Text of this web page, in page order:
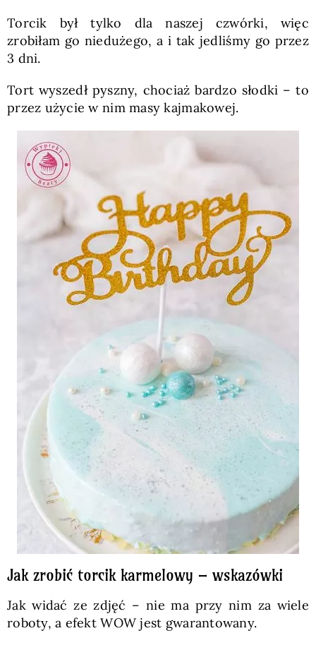
Torcik był tylko dla naszej czwórki, więc
zrobiłam go niedużego, a i tak jedliśmy go przez
3 dni.
Tort wyszedł pyszny, chociaż bardzo słodki – to
przez użycie w nim masy kajmakowej.
Jak zrobić torcik karmelowy – wskazówki
Jak widać ze zdjęć – nie ma przy nim za wiele
roboty, a efekt WOW jest gwarantowany.